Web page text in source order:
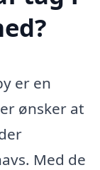
er en
ønsker at
Med de